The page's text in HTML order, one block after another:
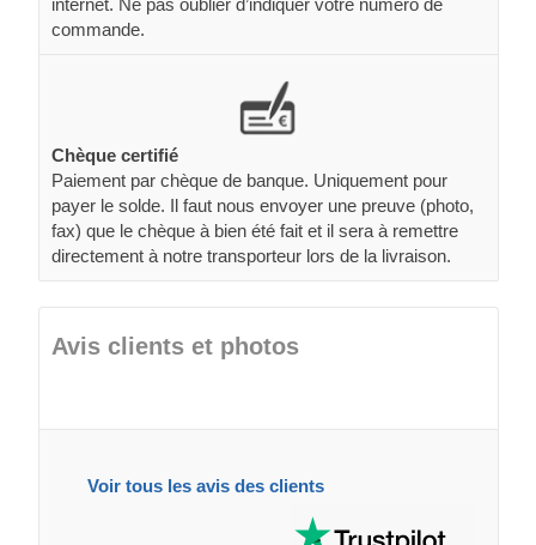
internet. Ne pas oublier d’indiquer votre numéro de
commande.
Chèque certifié
Paiement par chèque de banque. Uniquement pour
payer le solde. Il faut nous envoyer une preuve (photo,
fax) que le chèque à bien été fait et il sera à remettre
directement à notre transporteur lors de la livraison.
Avis clients et photos
Voir tous les avis des clients